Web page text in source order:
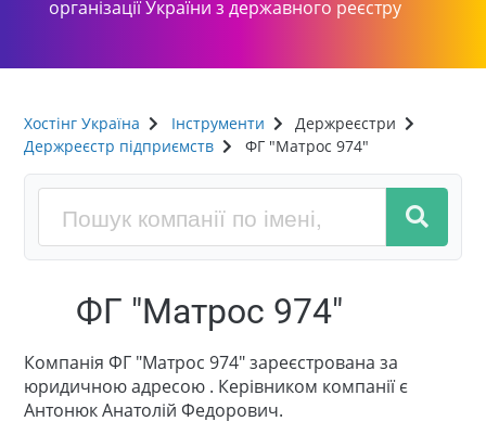
організації України з державного реєстру
Хостінг Україна Інструменти
Держреєстри
Держреєстр підприємств
ФГ "Матрос 974"
ФГ "Матрос 974"
Компанія ФГ "Матрос 974" зареєстрована за
юридичною адресою . Керівником компанії є
Антонюк Анатолій Федорович.